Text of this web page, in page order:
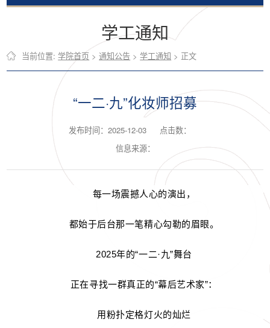
学工通知
当前位置:学院首页 >通知公告 >学工通知 > 正文
“一二·九”化妆师招募
发布时间：2025-12-03
点击数：
信息来源：
每一场震撼人心的演出，
都始于后台那一笔精心勾勒的眉眼。
2025年的“一二·九”舞台
正在寻找一群真正的“幕后艺术家”：
用粉扑定格灯火的灿烂